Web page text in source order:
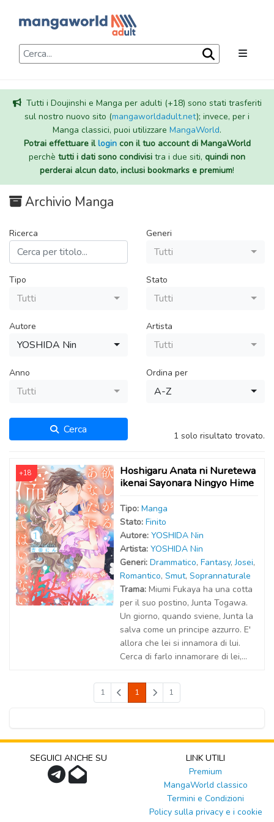
Tutti i Doujinshi e Manga per adulti (+18) sono stati trasferiti
sul nostro nuovo sito (mangaworldadult.net); invece, per i
Manga classici, puoi utilizzare MangaWorld.
Potrai effettuare illogincon il tuo account di MangaWorld
perchè tutti i dati sono condivisi tra i due siti, quindi non
perderai alcun dato, inclusi bookmarks e premium!
Archivio Manga
Ricerca Generi
Tutti
Tipo
Tutti
Stato
Tutti
Autore
YOSHIDA Nin
Artista
Tutti
Anno
Tutti
Ordina per
A-Z
Cerca 1 solo risultato trovato.
+18
Hoshigaru Anata ni Nuretewa
ikenai Sayonara Ningyo Hime
Tipo: Manga
Stato: Finito
Autore: YOSHIDA Nin
Artista: YOSHIDA Nin
Generi: Drammatico, Fantasy,Josei,
Romantico, Smut, Soprannaturale
Trama: Miumi Fukaya ha una cotta
per il suo postino, Junta Togawa.
Un giorno, quando sviene, Junta la
salva come un principe azzurro. E'
allora che lei si innamora di lui.
Cerca di farlo innamorare di lei,...
1 1 1
SEGUICI ANCHE SU
LINK UTILI
Premium
MangaWorld classico
Termini e Condizioni
Policy sulla privacy e i cookie